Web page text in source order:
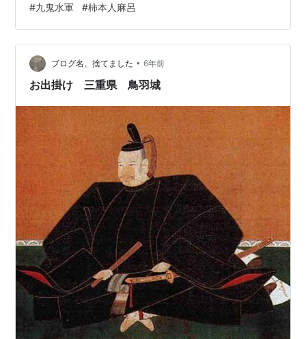
社がある島へ 橋を渡ります 柿本人麻呂の歌碑：解説はこ
のリンクで 大伴家持も詠んでる 社殿は工事中？ 橋を戻
る 古墳もあるらしいが時間が無いので行かない 和具港
九鬼水軍を率いた九鬼嘉隆の首塚へ行ってみる 首塚：周
囲の見晴らしは良くない 和具港へ戻った 渡船の和具桟橋
#九鬼水軍 #柿本人麻呂
ブログ名、捨てました • 6年前
お出掛け 三重県 鳥羽城